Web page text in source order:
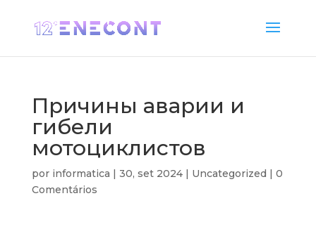
Причины аварии и
гибели
мотоциклистов
por informatica | 30, set 2024| Uncategorized | 0
Comentários